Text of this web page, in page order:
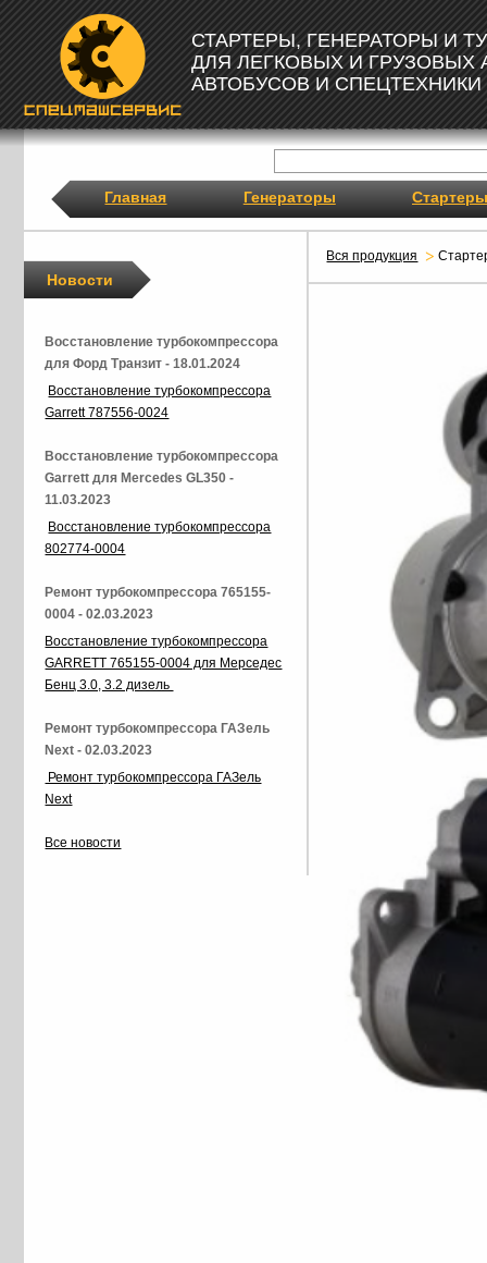
СТАРТЕРЫ, ГЕНЕРАТОРЫ И
ДЛЯ ЛЕГКОВЫХ И ГРУЗОВЫХ
АВТОБУСОВ И СПЕЦТЕХНИКИ
Главная Генераторы Стартеры
Вся продукция
Новости
Восстановление турбокомпрессора
для Форд Транзит - 18.01.2024
Восстановление турбокомпрессора
Garrett 787556-0024
Восстановление турбокомпрессора
Garrett для Mercedes GL350 -
11.03.2023
Восстановление турбокомпрессора
802774-0004
Ремонт турбокомпрессора 765155-
0004 - 02.03.2023
Восстановление турбокомпрессора
GARRETT 765155-0004 для Мерседес
Бенц 3.0, 3.2 дизель
Ремонт турбокомпрессора ГАЗель
Next - 02.03.2023
Ремонт турбокомпрессора ГАЗель
Next
Все новости